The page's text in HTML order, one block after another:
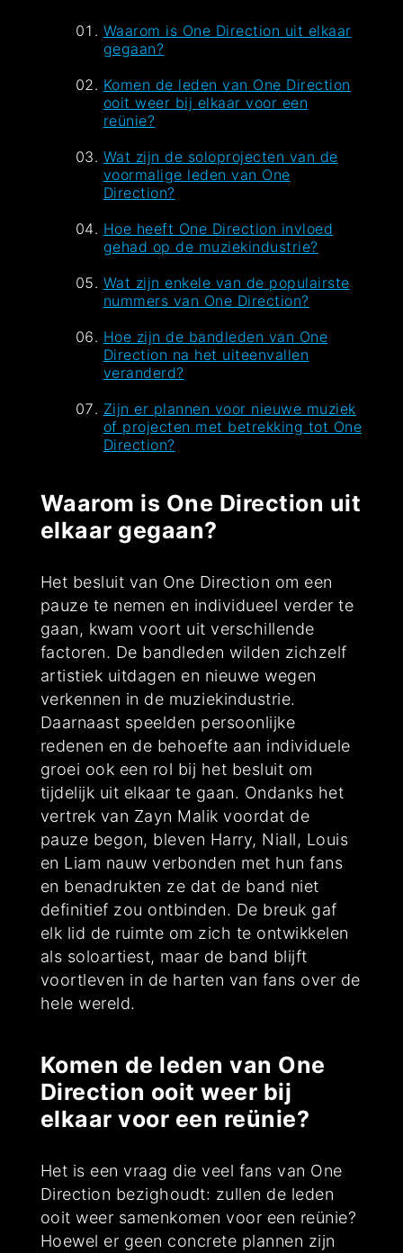
Waarom is One Direction uit elkaar
gegaan?
Komen de leden van One Direction
ooit weer bij elkaar voor een
reünie?
Wat zijn de soloprojecten van de
voormalige leden van One
Direction?
Hoe heeft One Direction invloed
gehad op de muziekindustrie?
Wat zijn enkele van de populairste
nummers van One Direction?
Hoe zijn de bandleden van One
Direction na het uiteenvallen
veranderd?
Zijn er plannen voor nieuwe muziek
of projecten met betrekking tot One
Direction?
Waarom is One Direction uit
elkaar gegaan?
Het besluit van One Direction om een
pauze te nemen en individueel verder te
gaan, kwam voort uit verschillende
factoren. De bandleden wilden zichzelf
artistiek uitdagen en nieuwe wegen
verkennen in de muziekindustrie.
Daarnaast speelden persoonlijke
redenen en de behoefte aan individuele
groei ook een rol bij het besluit om
tijdelijk uit elkaar te gaan. Ondanks het
vertrek van Zayn Malik voordat de
pauze begon, bleven Harry, Niall, Louis
en Liam nauw verbonden met hun fans
en benadrukten ze dat de band niet
definitief zou ontbinden. De breuk gaf
elk lid de ruimte om zich te ontwikkelen
als soloartiest, maar de band blijft
voortleven in de harten van fans over de
hele wereld.
Komen de leden van One
Direction ooit weer bij
elkaar voor een reünie?
Het is een vraag die veel fans van One
Direction bezighoudt: zullen de leden
ooit weer samenkomen voor een reünie?
Hoewel er geen concrete plannen zijn